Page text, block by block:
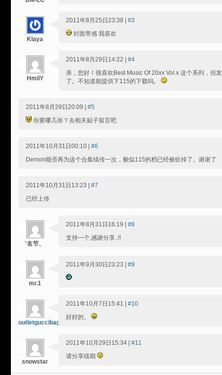
Klaya
2011年8月25日23:38 | #3
封面带感 我喜欢
HmilY
2011年8月29日14:22 | #4
亲，您好！很喜欢Best Music Of 20xx Vol.x 这个系列，但
了。不知道能提供下115的下载吗。
2011年8月29日20:09 | #5
你要哪几张？去相关贴子留言吧
2011年10月31日00:10 | #6
Demon能否再为这个合集续传一次，貌似115的档已经被砍掉了。谢谢了
2011年10月31日13:23 | #7
已经上传
'名节、
2011年8月31日16:19 | #8
支持一个,感谢分享..!!
mr.1
2011年9月30日23:23 | #9
outletguccibags
2011年10月7日15:41 | #10
好好的。
snowstar
2011年10月29日15:34 | #11
请分享续期